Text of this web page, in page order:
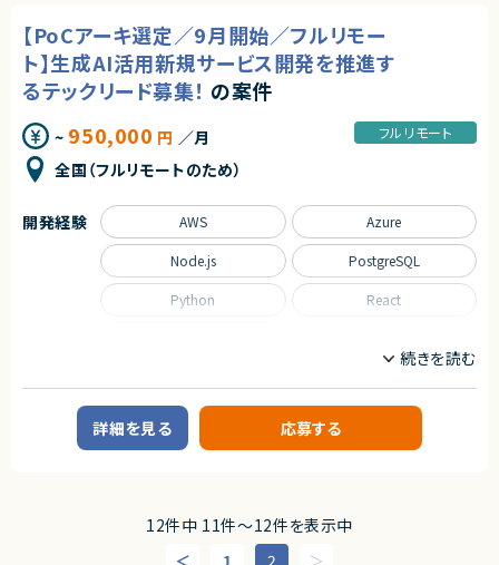
■業務内容
・既存COBOLシステムの調査、資産分析
・AIツールを活用したソースコード解析・設計支援
・モダナイゼーション方針策定および技術選定支援
・基本設計および開発推進
・移行後システムのテスト計画、品質改善支援
・プロジェクト全体の技術リードおよびメンバーサポート
・要件定義
・基本設計
・COBOLの経験
・モダナイゼーションのご経験
・コーディングスキル
・要件定義フェーズのご経験（顧客折衝等も含む）
【PoCアーキ選定／9月開始／フルリモー
ト】生成AI活用新規サービス開発を推進す
るテックリード募集！ の案件
~ 950,000 円 ／月
全国（フルリモートのため）
フルリモート
職種
CTO/VPoE/テックリード
サーバーサイドエンジニア
AI/LLM/機械学習エンジニア
開発経験 AWS Azure
Node.js PostgreSQL
Python React
詳細を見る 応募する
12件中 11件〜12件を表示中
1
2